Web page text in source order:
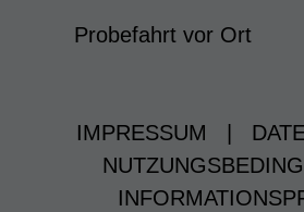
Probefahrt vor Ort
IMPRESSUM